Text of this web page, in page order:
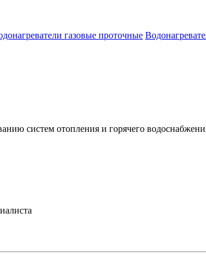
газовые проточные
систем отопления и горячего